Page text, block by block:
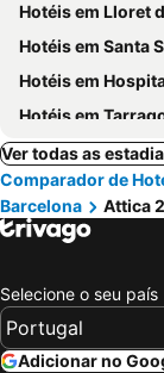
Hotéis em Lloret
Hotéis em Santa
Hotéis em Hospitalet
Hotéis em
Ver todas as
Comparador de
Barcelona
Attica
Selecione o seu país
Adicionar no